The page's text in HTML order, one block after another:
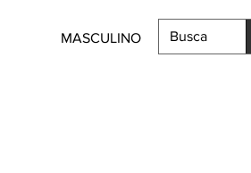
MASCULINO